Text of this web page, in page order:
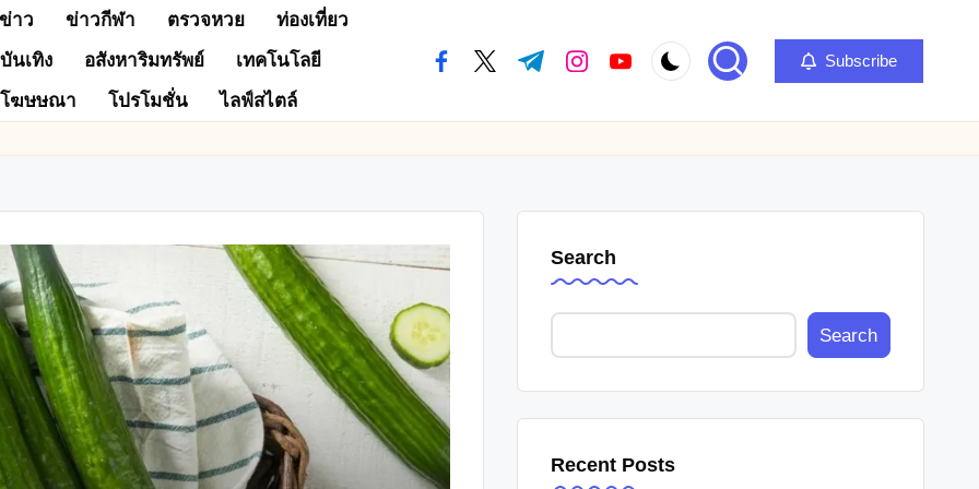
ข่าว ข่าวกีฬา ตรวจหวย
ท่องเที่ยว
บันเทิง
อสังหาริมทรัพย์
เทคโนโลยี
โฆษษณา
โปรโมชั่น ไลฟ์สไตล์
facebook.com
twitter.com
t.me instagram.com
youtube.com Subscribe
Search
Search
Recent Posts